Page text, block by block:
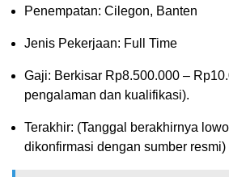
Penempatan: Cilegon, Banten
Jenis Pekerjaan: Full Time
Gaji: Berkisar Rp8.500.000 – Rp
pengalaman dan kualifikasi).
Terakhir: (Tanggal berakhirnya
dikonfirmasi dengan sumber resmi)